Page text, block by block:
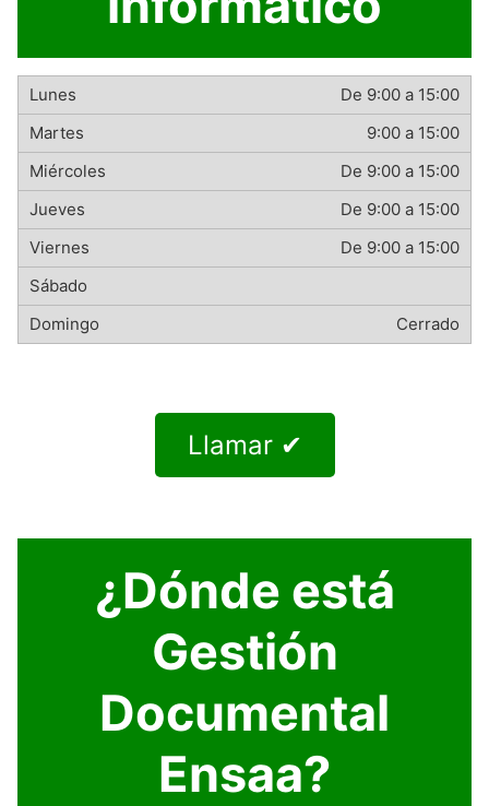
De 9:00 a 15:00
9:00 a 15:00
De 9:00 a 15:00
De 9:00 a 15:00
De 9:00 a 15:00
Cerrado
Llamar ✔
¿Dónde está
Gestión
Documental
Ensaa?